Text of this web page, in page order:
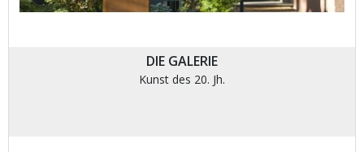
DIE GALERIE
Kunst des 20. Jh.